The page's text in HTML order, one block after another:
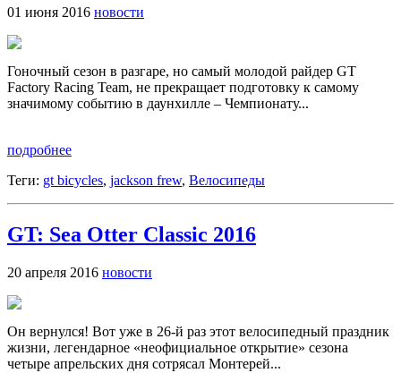
01 июня 2016 новости
Гоночный сезон в разгаре, но самый молодой райдер GT
Factory Racing Team, не прекращает подготовку к самому
значимому событию в даунхилле – Чемпионату...
подробнее
Теги: gt bicycles, jackson frew, Велосипеды
GT: Sea Otter Classic 2016
20 апреля 2016 новости
Он вернулся! Вот уже в 26-й раз этот велосипедный праздник
жизни, легендарное «неофициальное открытие» сезона
четыре апрельских дня сотрясал Монтерей...